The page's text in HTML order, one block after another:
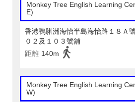
Monkey Tree English Learning
E)
香港鴨脷洲海怡半島海怡路１８Ａ
０２及１０３號舖
距離 140m
Monkey Tree English Learning
W)